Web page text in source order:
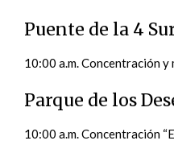
Puente de la 4
10:00 a.m. Concentración y
Parque de los
10:00 a.m. Concentración